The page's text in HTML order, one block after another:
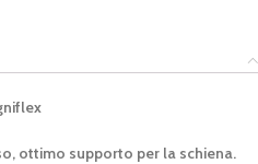
ottimo supporto per la schiena.